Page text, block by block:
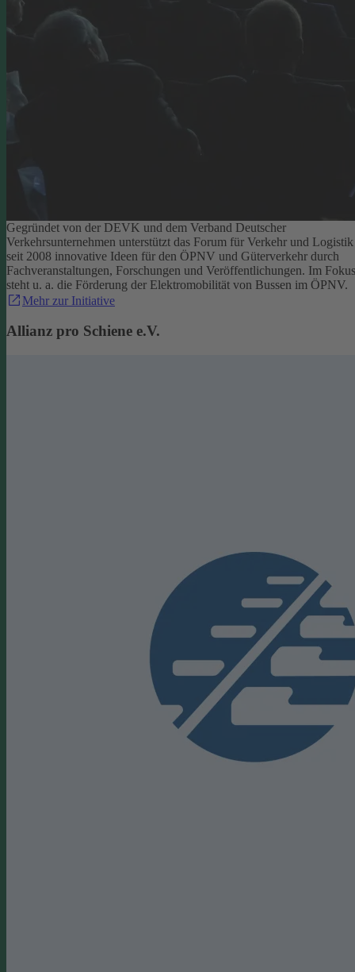
Gegründet von der DEVK und dem Verband Deutscher
Verkehrsunternehmen unterstützt das Forum für Verkehr und Logistik
seit 2008 innovative Ideen für den ÖPNV und Güterverkehr durch
Fachveranstaltungen, Forschungen und Veröffentlichungen. Im Fokus
steht u. a. die Förderung der Elektromobilität von Bussen im ÖPNV.
Mehr zur Initiative
Allianz pro Schiene e.V.